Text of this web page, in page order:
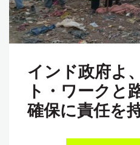
インド政府よ
ト・ワークと
確保に責任を